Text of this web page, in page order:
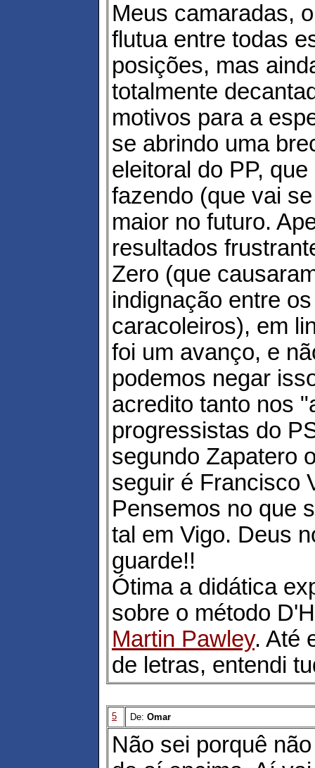
Meus camaradas,
flutua entre todas
posições, mas
totalmente
motivos para a
se abrindo uma
eleitoral do PP,
fazendo (que vai
maior no futuro.
resultados
Zero (que
indignação entre os
caracoleiros), em
foi um avanço, e
podemos negar
acredito tanto nos
progressistas do
segundo Zapatero
seguir é Francisco
Pensemos no que
tal em Vigo. Deus
guarde!!
Ótima a didática
sobre o método
Martin Pawley. Até
de letras, entendi
5 De: Omar
Não sei porquê